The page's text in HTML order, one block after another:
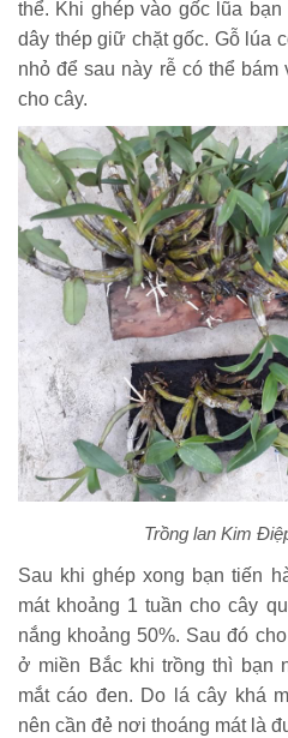
thể. Khi ghép vào gốc lũa
dây thép giữ chặt gốc. Gỗ lúa
nhỏ để sau này rễ có thể bám
cho cây.
Trồng lan Kim
Sau khi ghép xong bạn tiến
mát khoảng 1 tuần cho cây
nắng khoảng 50%. Sau đó
ở miền Bắc khi trồng thì bạn
mắt cáo đen. Do lá cây khá
nên cần đẻ nơi thoáng mát là